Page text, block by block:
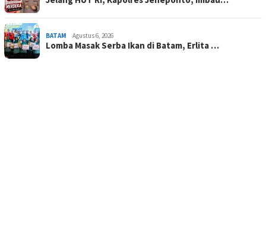
BATAM Agustus 6, 2026
Lomba Masak Serba Ikan di Batam, Erlita …